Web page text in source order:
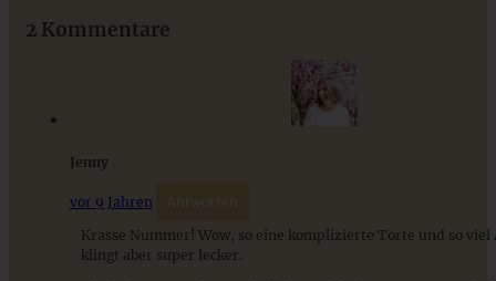
Das beste Rezept für Omas lockeren und buttrigen
ZUM BEITRAG
2 Kommentare
Jenny
vor 9 Jahren Antworten
Krasse Nummer! Wow, so eine komplizierte Torte und so viel
klingt aber super lecker.